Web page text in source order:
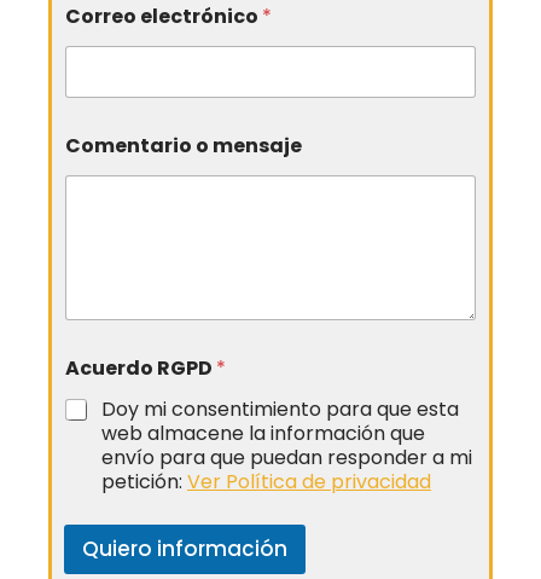
Correo electrónico *
Comentario o mensaje
Acuerdo RGPD *
Doy mi consentimiento para que esta
web almacene la información que
envío para que puedan responder a mi
petición: Ver Política de privacidad
Quiero información